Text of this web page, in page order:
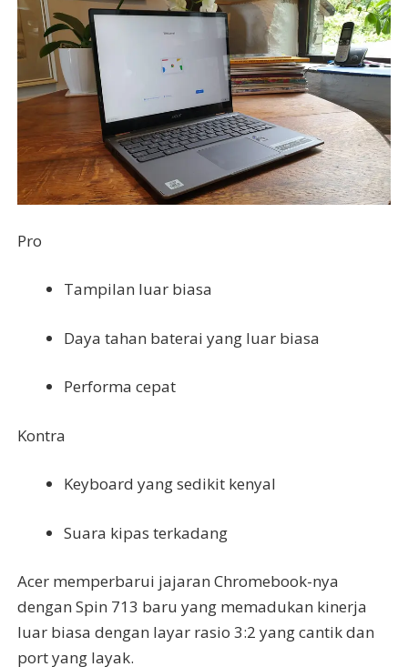
Pro
Tampilan luar biasa
Daya tahan baterai yang luar biasa
Performa cepat
Kontra
Keyboard yang sedikit kenyal
Suara kipas terkadang
Acer memperbarui jajaran Chromebook-nya
dengan Spin 713 baru yang memadukan kinerja
luar biasa dengan layar rasio 3:2 yang cantik dan
port yang layak.